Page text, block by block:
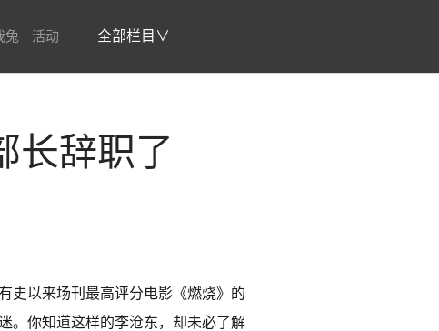
兔 活动 全部栏目∨
长辞职了
史以来场刊最高评分电影《燃烧》的
。你知道这样的李沧东，却未必了解